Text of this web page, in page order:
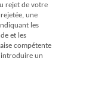
rejet de votre
une
les
et les
compétente
introduire un